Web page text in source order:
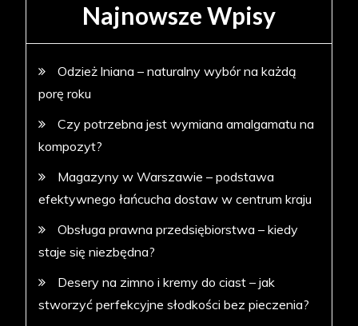
Najnowsze Wpisy
Odzież lniana – naturalny wybór na każdą
porę roku
Czy potrzebna jest wymiana amalgamatu na
kompozyt?
Magazyny w Warszawie – podstawa
efektywnego łańcucha dostaw w centrum kraju
Obsługa prawna przedsiębiorstwa – kiedy
staje się niezbędna?
Desery na zimno i kremy do ciast – jak
stworzyć perfekcyjne słodkości bez pieczenia?